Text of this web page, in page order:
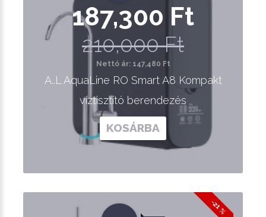
187,300 Ft
210,000 Ft
Nettó ár: 147,480 Ft
A..L AquaLine RO Smart A8 Kompakt
víztisztító berendezés
KOSÁRBA
-21 %